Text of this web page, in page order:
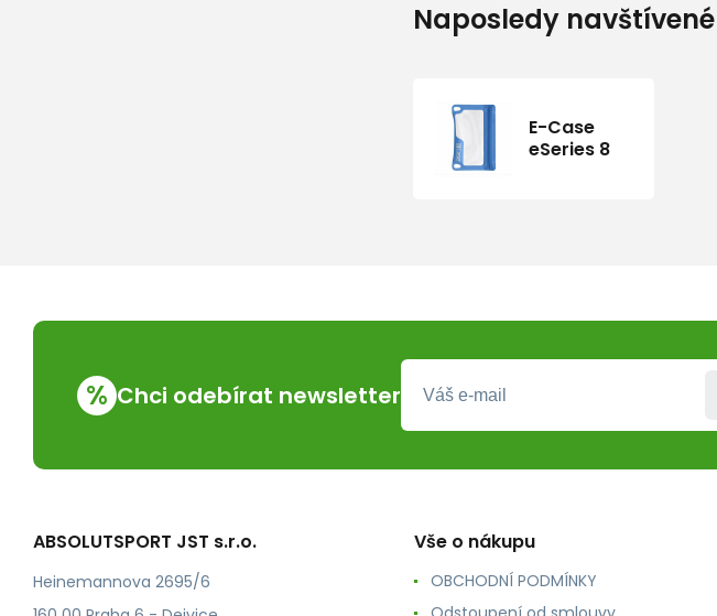
Naposledy
E-Case
eSeries 8
% Chci odebírat newsletter
ABSOLUTSPORT JST s.r.o.
Heinemannova 2695/6
Vše o nákupu
OBCHODNÍ PODMÍNKY